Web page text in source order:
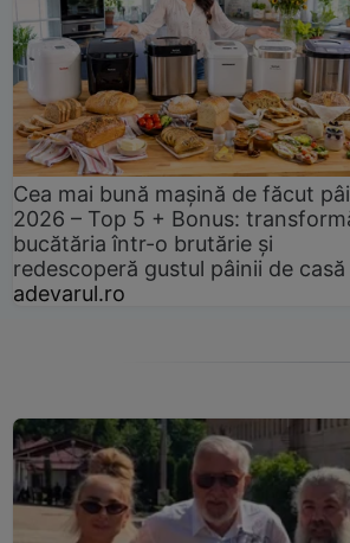
Cea mai bună mașină de făcut
2026 – Top 5 + Bonus:
bucătăria într-o brutărie și
redescoperă gustul pâinii de casă
adevarul.ro